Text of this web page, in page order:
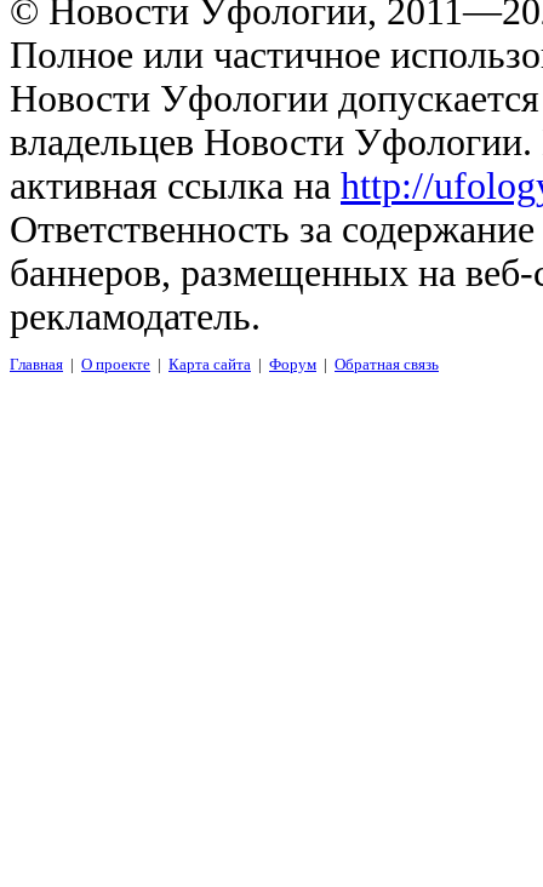
© Новости Уфологии,
Полное или частичное
Новости Уфологии
владельцев Новости
активная ссылка на http://
Ответственность за
баннеров, размещенных на
рекламодатель.
Главная | О проекте | Карта сайта | Форум | Обратная связь